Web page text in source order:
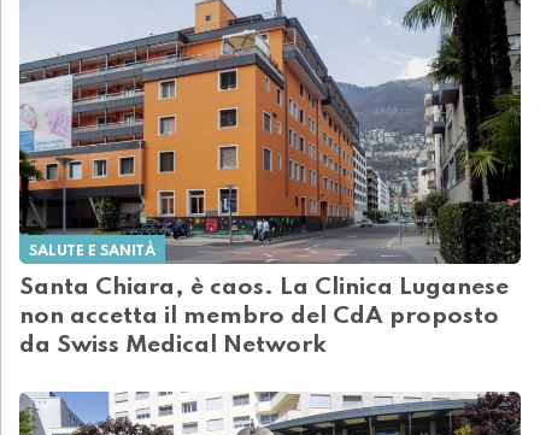
SALUTE E SANITÀ
Santa Chiara, è caos. La Clinica Luganese
non accetta il membro del CdA proposto
da Swiss Medical Network